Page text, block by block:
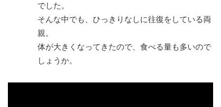
でした。
そんな中でも、ひっきりなしに往復をしている両
親。
体が大きくなってきたので、食べる量も多いので
しょうか。